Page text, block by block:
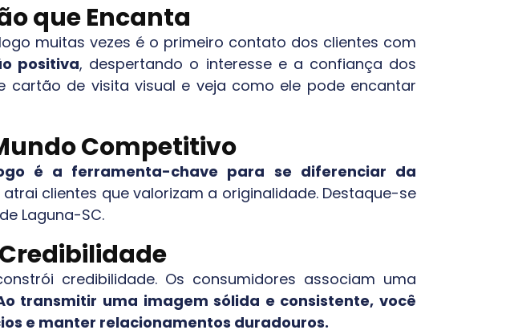
que Encanta
muitas vezes é o primeiro contato dos clientes com
positiva, despertando o interesse e a confiança dos
cartão de visita visual e veja como ele pode encantar
Competitivo
é a ferramenta-chave para se diferenciar da
clientes que valorizam a originalidade. Destaque-se
Laguna-SC.
credibilidade. Os consumidores associam uma
transmitir uma imagem sólida e consistente, você
e manter relacionamentos duradouros.